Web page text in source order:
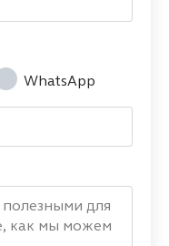
WhatsApp